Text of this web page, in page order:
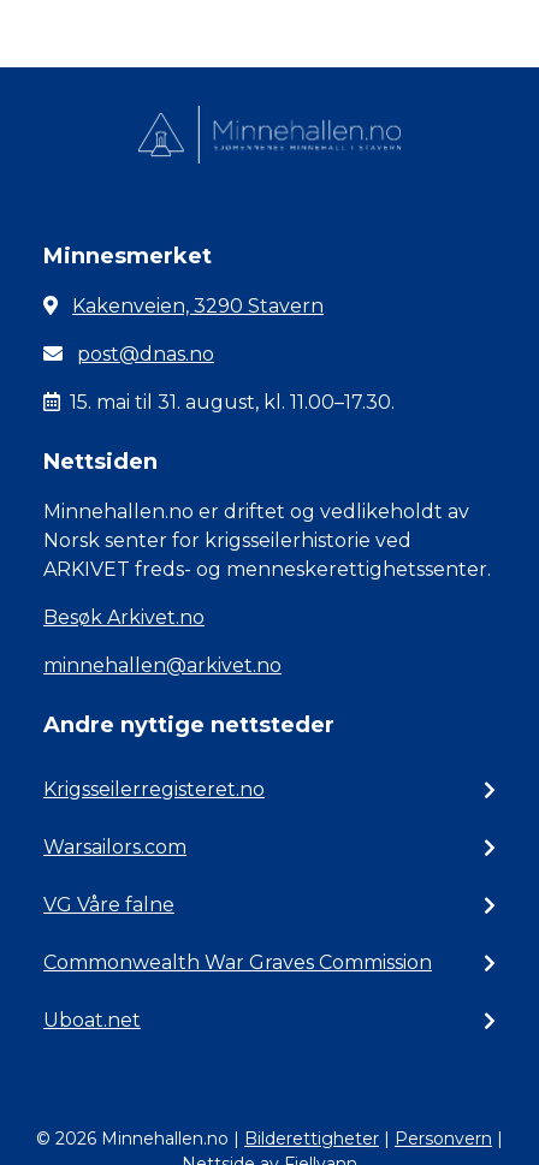
Minnesmerket
Kakenveien, 3290 Stavern
post@dnas.no
15. mai til 31. august, kl. 11.00–17.30.
Nettsiden
Minnehallen.no er driftet og vedlikeholdt av
Norsk senter for krigsseilerhistorie ved
ARKIVET freds- og menneskerettighetssenter.
Besøk Arkivet.no
minnehallen@arkivet.no
Andre nyttige nettsteder
Krigsseilerregisteret.no
Warsailors.com
VG Våre falne
Commonwealth War Graves Commission
Uboat.net
© 2026 Minnehallen.no | Bilderettigheter | Personvern |